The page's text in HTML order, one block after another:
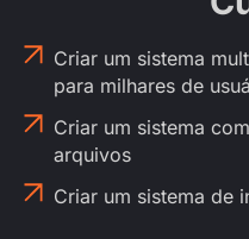
Criar um sistema
para milhares de
Criar um sistema
arquivos
Criar um sistema de